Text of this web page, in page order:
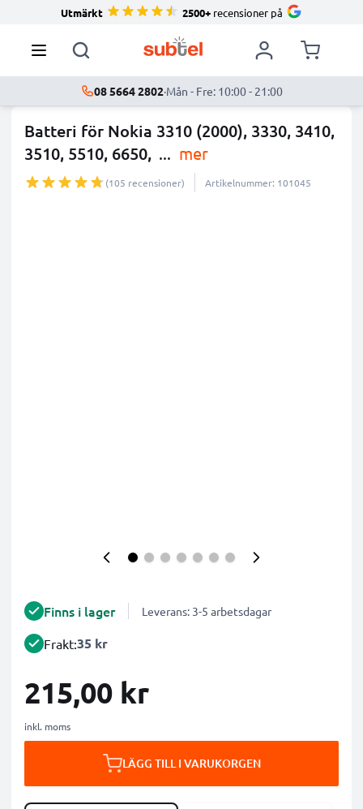
Utmärkt 2500+ recensioner på
08 5664 2802·Mån - Fre: 10:00 - 21:00
Batteri för Nokia 3310 (2000), 3330, 3410,
3510, 5510, 6650, ... mer
(105 recensioner) Artikelnummer: 101045
Finns i lager Leverans: 3-5 arbetsdagar
Frakt:35 kr
215,00 kr
inkl. moms
LÄGG TILL I VARUKORGEN